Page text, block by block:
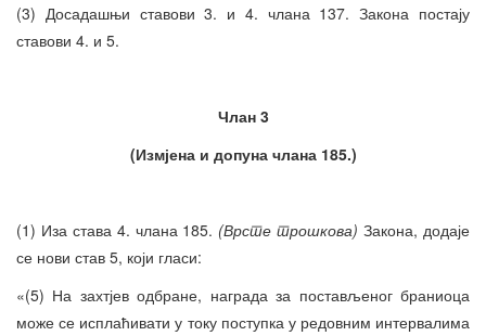
(3) Досадашњи ставови 3. и 4. члана 137. Закона постају
ставови 4. и 5.
Члан 3
(Измјена и допуна члана 185.)
(1) Иза става 4. члана 185. (Врсте трошкова) Закона, додаје
се нови став 5, који гласи:
«(5) На захтјев одбране, награда за постављеног браниоца
може се исплаћивати у току поступка у редовним интервалима